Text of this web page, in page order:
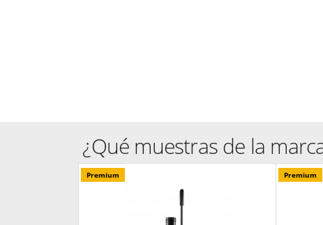
¿Qué muestras de la
Premium Premium